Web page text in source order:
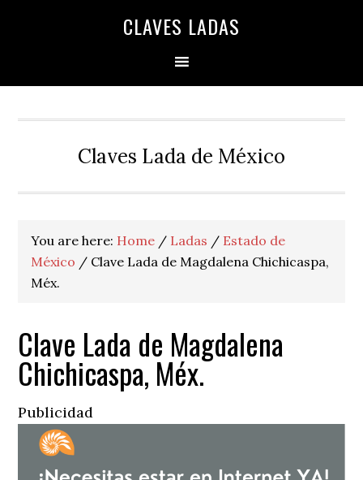
CLAVES LADAS
Claves Lada de México
You are here: Home / Ladas / Estado de
México / Clave Lada de Magdalena Chichicaspa,
Méx.
Clave Lada de Magdalena
Chichicaspa, Méx.
Publicidad